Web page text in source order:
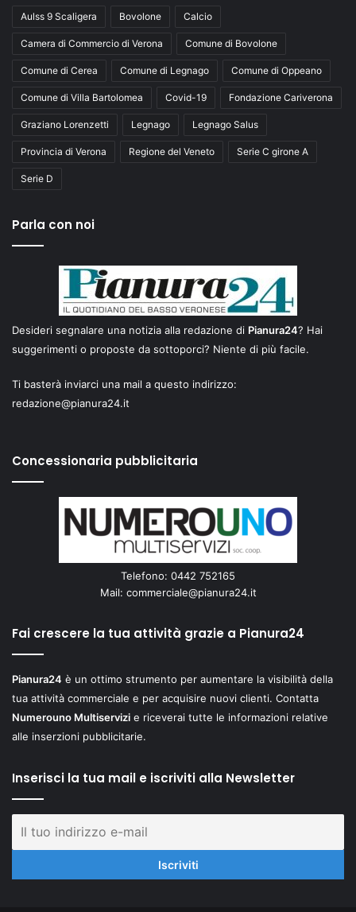
Aulss 9 Scaligera Bovolone Calcio
Camera di Commercio di Verona Comune di Bovolone
Comune di Cerea Comune di Legnago Comune di Oppeano
Comune di Villa Bartolomea Covid-19 Fondazione Cariverona
Graziano Lorenzetti Legnago Legnago Salus
Provincia di Verona Regione del Veneto Serie C girone A
Serie D
Parla con noi
Desideri segnalare una notizia alla redazione di Pianura24? Hai
suggerimenti o proposte da sottoporci? Niente di più facile.
Ti basterà inviarci una mail a questo indirizzo:
redazione@pianura24.it
Concessionaria pubblicitaria
Telefono: 0442 752165
Mail: commerciale@pianura24.it
Fai crescere la tua attività grazie a Pianura24
Pianura24 è un ottimo strumento per aumentare la visibilità della
tua attività commerciale e per acquisire nuovi clienti. Contatta
Numerouno Multiservizi e riceverai tutte le informazioni relative
alle inserzioni pubblicitarie.
Inserisci la tua mail e iscriviti alla Newsletter